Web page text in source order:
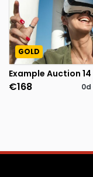
GOLD
Example Auction 14
€168 0d